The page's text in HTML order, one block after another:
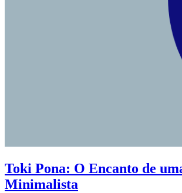
Toki Pona: O Encanto de
Minimalista